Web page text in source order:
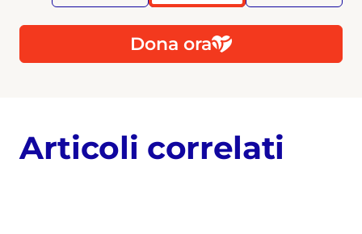
Dona ora
Articoli correlati